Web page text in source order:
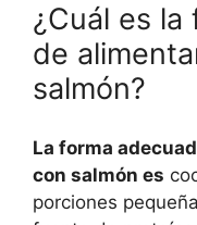
¿Cuál es la
de
salmón?
La forma
con salmón es
porciones